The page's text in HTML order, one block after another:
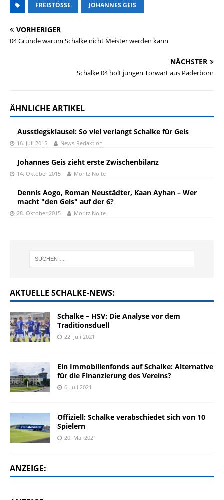
FREISTÖSSE JOHANNES GEIS
VORHERIGER
04 Gründe warum Schalke nicht Meister werden kann
NÄCHSTER
Schalke 04 holt jungen Torwart aus Paderborn
ÄHNLICHE ARTIKEL
Ausstiegsklausel: So viel verlangt Schalke für Geis
16. Juli 2015 News-Redaktion
Johannes Geis zieht erste Zwischenbilanz
14. Oktober 2015 Moritz Nolte
Dennis Aogo, Roman Neustädter, Kaan Ayhan – Wer
macht "den Geis" auf der 6?
28. Oktober 2015 Moritz Nolte
AKTUELLE SCHALKE-NEWS:
Schalke – HSV: Die Analyse vor dem
Traditionsduell
22. Juli 2021
Ein Immobilienfonds auf Schalke: Alternative
für die Finanzierung des Vereins?
6. Juli 2021
Offiziell: Schalke verabschiedet sich von 10
Spielern
20. Mai 2021
ANZEIGE: